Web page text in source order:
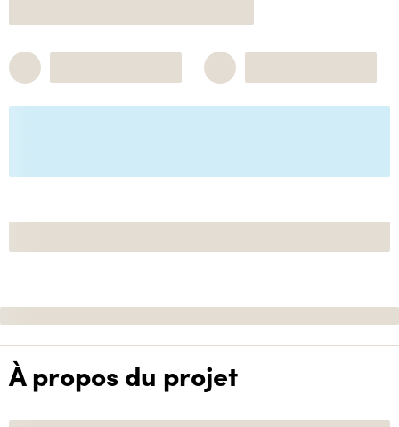
À propos du projet